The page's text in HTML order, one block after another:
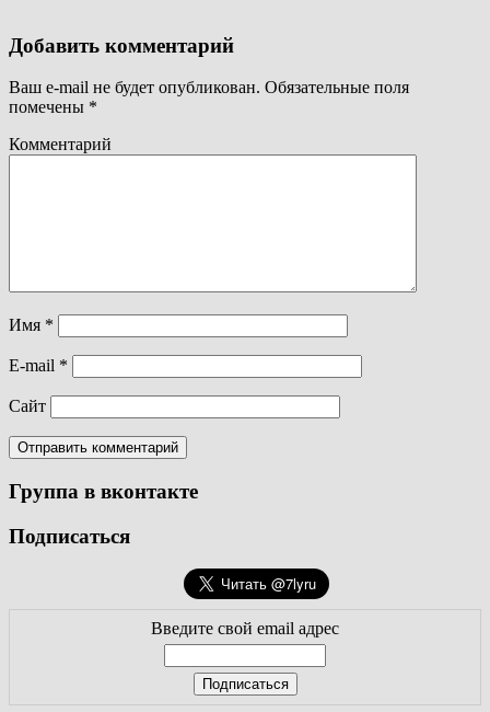
Добавить комментарий
Ваш e-mail не будет опубликован. Обязательные поля
помечены *
Комментарий
Имя *
E-mail *
Сайт
Группа в вконтакте
Подписаться
Введите свой email адрес